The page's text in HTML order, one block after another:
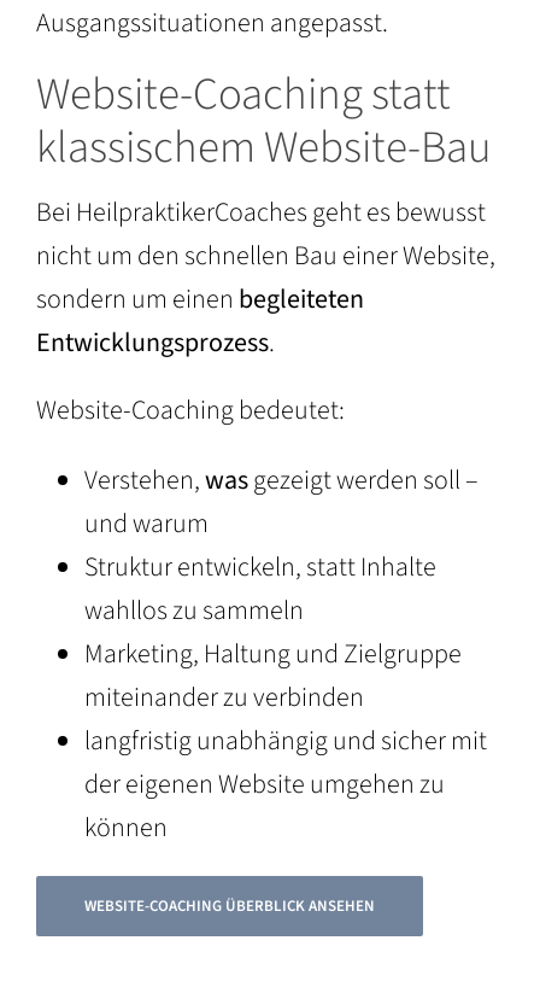
Ausgangssituationen angepasst.
Website-Coaching statt
klassischem Website-Bau
Bei HeilpraktikerCoaches geht es bewusst
nicht um den schnellen Bau einer Website,
sondern um einen begleiteten
Entwicklungsprozess.
Website-Coaching bedeutet:
Verstehen,wasgezeigt werden soll –
und warum
Struktur entwickeln, statt Inhalte
wahllos zu sammeln
Marketing, Haltung und Zielgruppe
miteinander zu verbinden
langfristig unabhängig und sicher mit
der eigenen Website umgehen zu
können
WEBSITE-COACHING ÜBERBLICK ANSEHEN